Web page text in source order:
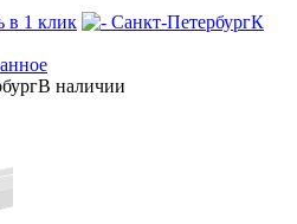
в 1 клик
К
В наличии